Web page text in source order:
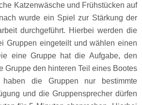
Katzenwäsche und Frühstücken auf
wurde ein Spiel zur Stärkung der
durchgeführt. Hierbei werden die
Gruppen eingeteilt und wählen einen
eine Gruppe hat die Aufgabe, den
Gruppe den hinteren Teil eines Bootes
die Gruppen nur bestimmte
und die Gruppensprecher dürfen